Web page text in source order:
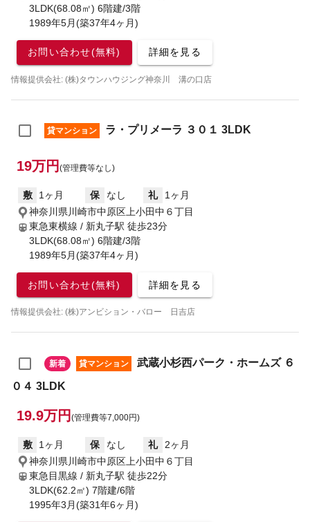
3LDK(68.08㎡) 6階建/3階
1989年5月(築37年4ヶ月)
お問い合わせ(無料) 詳細を見る
情報提供会社: (株)タウンハウジング神奈川 溝の口店
貸マンション ラ・プリメーラ ３０１ 3LDK
19万円 (管理費等なし)
敷 1ヶ月 保 なし 礼
1ヶ月
神奈川県川崎市中原区上小田中６丁目
東急東横線 / 新丸子駅 徒歩23分
3LDK(68.08㎡) 6階建/3階
1989年5月(築37年4ヶ月)
お問い合わせ(無料) 詳細を見る
情報提供会社: (株)アンビション・バロー 日吉店
新着 貸マンション
武蔵小杉西パーク・ホームズ ６
０４ 3LDK
19.9万円 (管理費等7,000円)
敷 1ヶ月 保 なし 礼
2ヶ月
神奈川県川崎市中原区上小田中６丁目
東急目黒線 / 新丸子駅 徒歩22分
3LDK(62.2㎡) 7階建/6階
1995年3月(築31年6ヶ月)